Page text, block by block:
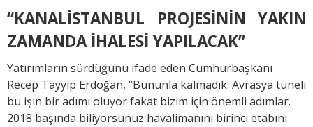
“KANALİSTANBUL PROJESİNİN YAKIN
ZAMANDA İHALESİ YAPILACAK”
Yatırımların sürdüğünü ifade eden Cumhurbaşkanı
Recep Tayyip Erdoğan, “Bununla kalmadık. Avrasya tüneli
bu işin bir adımı oluyor fakat bizim için önemli adımlar.
2018 başında biliyorsunuz havalimanını birinci etabını